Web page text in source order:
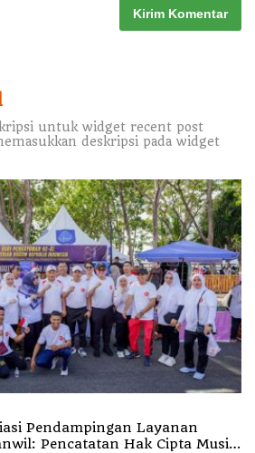
untuk widget recent post
deskripsi pada widget
Pendampingan Layanan
Pencatatan Hak Cipta Musik